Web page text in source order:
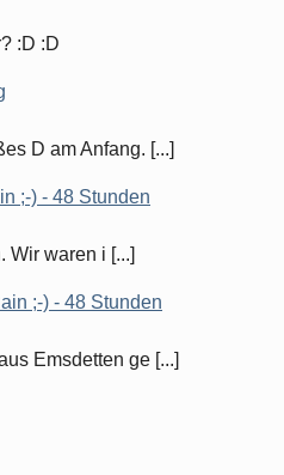
:D :D
D am Anfang. [...]
;-) - 48 Stunden
Wir waren i [...]
;-) - 48 Stunden
Emsdetten ge [...]